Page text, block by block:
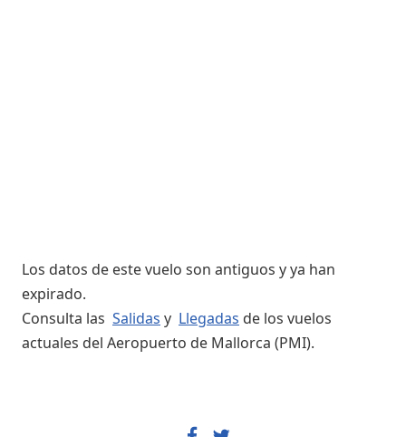
Los datos de este vuelo son antiguos y ya han
expirado.
Consulta las Salidas y Llegadas de los vuelos
actuales del Aeropuerto de Mallorca (PMI).